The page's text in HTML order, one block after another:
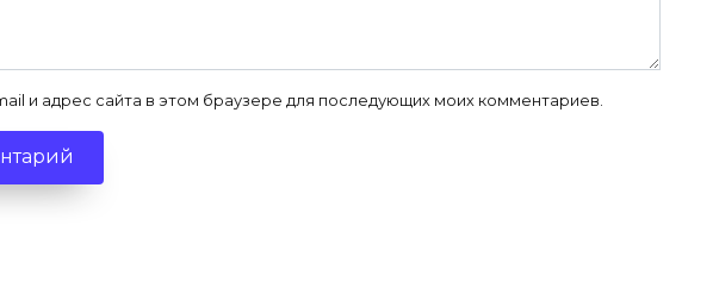
и адрес сайта в этом браузере для последующих моих комментариев.